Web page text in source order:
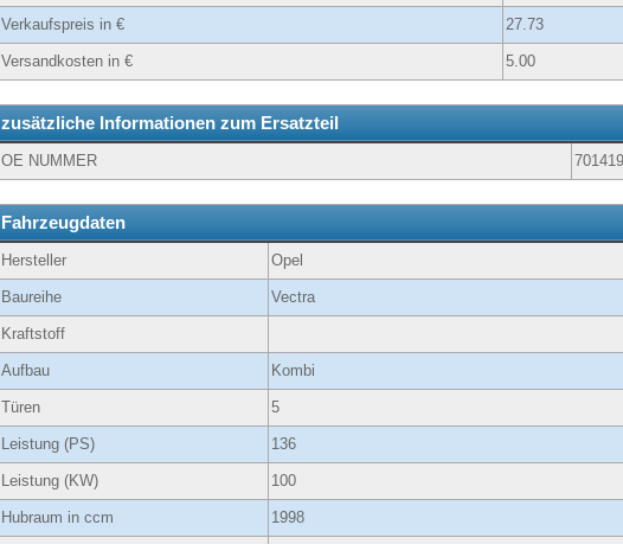
Verkaufspreis in € 27.73
Versandkosten in € 5.00
zusätzliche Informationen zum Ersatzteil
OE NUMMER
Fahrzeugdaten
Hersteller Opel
Baureihe Vectra
Kraftstoff
Aufbau Kombi
Türen 5
Leistung (PS) 136
Leistung (KW) 100
Hubraum in ccm 1998